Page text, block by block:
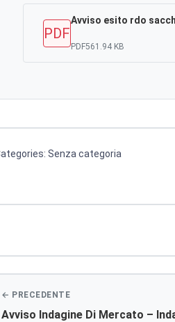
PDF
Avviso esito rdo
PDF561.94 KB
Senza categoria
Avviso Indagine Di Mercato –